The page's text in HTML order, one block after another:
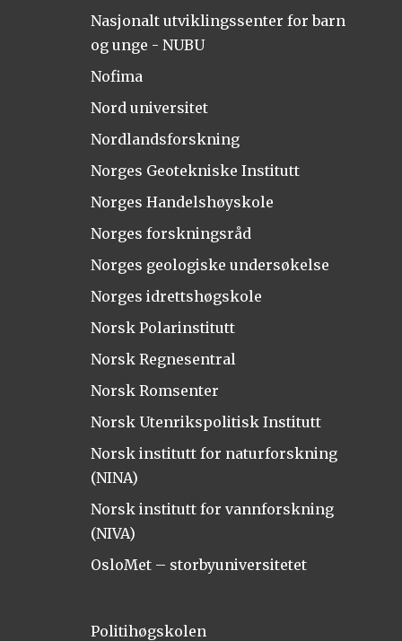
Nasjonalt utviklingssenter for barn
og unge - NUBU
Nofima
Nord universitet
Nordlandsforskning
Norges Geotekniske Institutt
Norges Handelshøyskole
Norges forskningsråd
Norges geologiske undersøkelse
Norges idrettshøgskole
Norsk Polarinstitutt
Norsk Regnesentral
Norsk Romsenter
Norsk Utenrikspolitisk Institutt
Norsk institutt for naturforskning
(NINA)
Norsk institutt for vannforskning
(NIVA)
OsloMet – storbyuniversitetet
Politihøgskolen